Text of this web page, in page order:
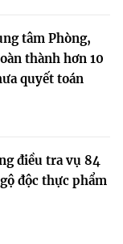
tâm Phòng,
thành hơn 10
quyết toán
điều tra vụ 84
độc thực phẩm